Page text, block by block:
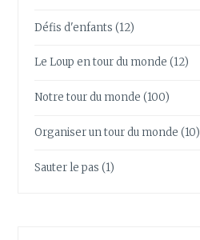
Défis d'enfants (12)
Le Loup en tour du monde (12)
Notre tour du monde (100)
Organiser un tour du monde (10)
Sauter le pas (1)